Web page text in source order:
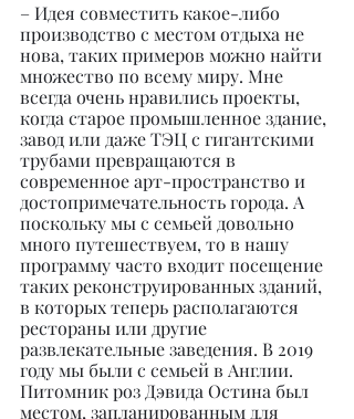
– Идея совместить какое-либо
производство с местом отдыха не
нова, таких примеров можно найти
множество по всему миру. Мне
всегда очень нравились проекты,
когда старое промышленное здание,
завод или даже ТЭЦ с гигантскими
трубами превращаются в
современное арт-пространство и
достопримечательность города. А
поскольку мы с семьей довольно
много путешествуем, то в нашу
программу часто входит посещение
таких реконструированных зданий,
в которых теперь располагаются
рестораны или другие
развлекательные заведения. В 2019
году мы были с семьей в Англии.
Питомник роз Дэвида Остина был
местом, запланированным для